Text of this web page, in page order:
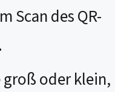
Scan des QR-
oder klein,